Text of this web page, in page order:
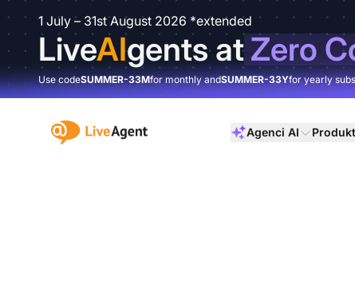
1 July – 31st August 2026 *extended
LiveAIgents atZero
Use codeSUMMER-33Mfor monthly andSUMMER-33Yfor yearly
:site.title Agenci AI Produkt